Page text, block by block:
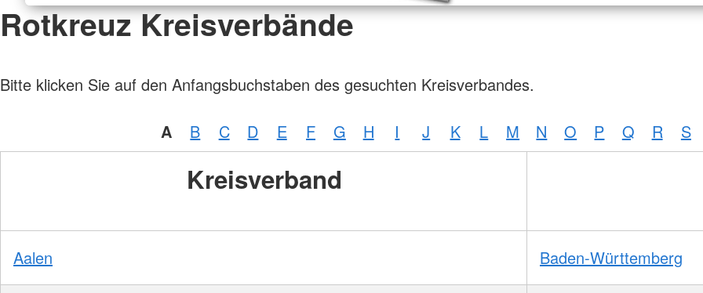
Rotkreuz Kreisverbände
Bitte klicken Sie auf den Anfangsbuchstaben des gesuchten Kreisverbandes.
A B C D E F G H I J K L M N O P Q R S
Kreisverband
Aalen Baden-Württemberg